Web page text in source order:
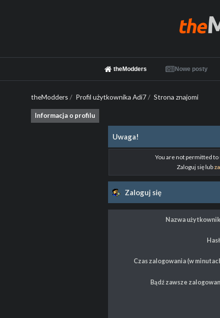
theModders Nowe posty
theModders / Profil użytkownika Adi7/ Strona znajomi
Informacja o profilu
Uwaga!
You are not permitted to
Zaloguj się lub
Zaloguj się
Nazwa
Czas zalogowania (w
Bądź zawsze